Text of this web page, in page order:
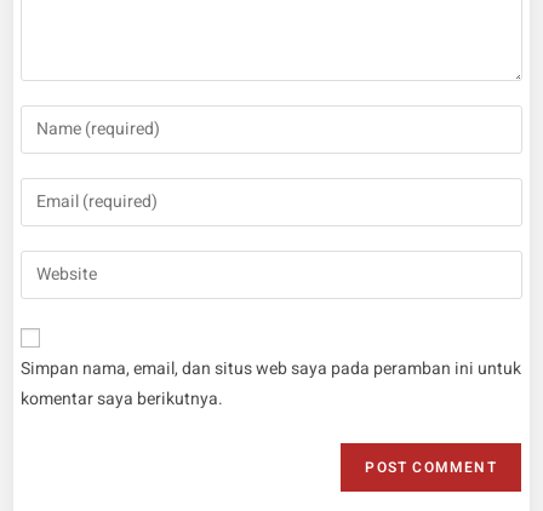
Simpan nama, email, dan situs web saya pada peramban ini untuk
komentar saya berikutnya.